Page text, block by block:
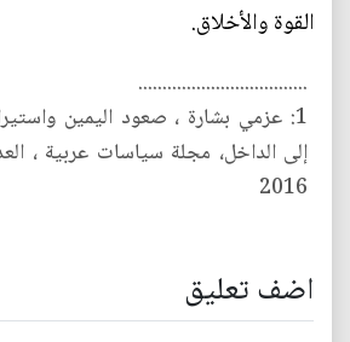
القوة والأخلاق.
...................................
1: عزمي بشارة ، صعود اليمين
2016
اضف تعليق